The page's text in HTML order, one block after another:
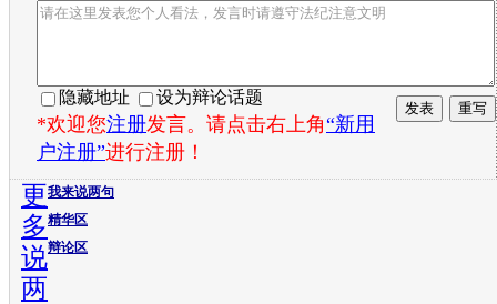
隐藏地址 设为辩论话题
*欢迎您注册发言。请点击右上角“新用
户注册”进行注册！
我来说两句
精华区
辩论区
更
多
说
两